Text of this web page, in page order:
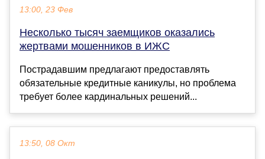
13:00, 23 Фев
Несколько тысяч заемщиков оказались
жертвами мошенников в ИЖС
Пострадавшим предлагают предоставлять
обязательные кредитные каникулы, но проблема
требует более кардинальных решений...
13:50, 08 Окт